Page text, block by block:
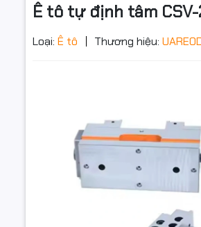
Ê tô tự định tâm
Loại: Ê tô Thương hiệu: